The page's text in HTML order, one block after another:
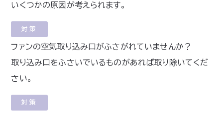
いくつかの原因が考えられます。
対策
ファンの空気取り込み口がふさがれていませんか？
取り込み口をふさいでいるものがあれば取り除いてくだ
さい。
対策